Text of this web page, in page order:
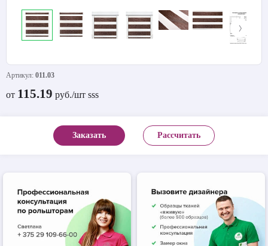
Артикул: 011.03
от 115.19 руб./шт sss
Заказать Рассчитать